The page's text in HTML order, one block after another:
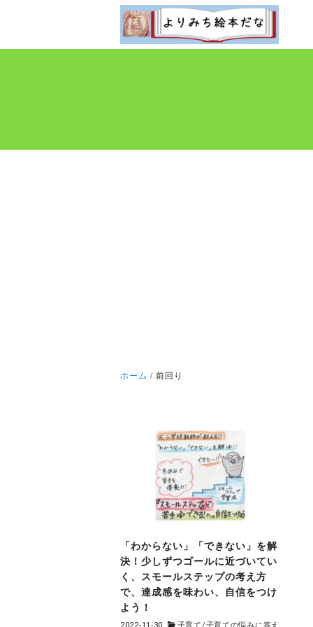
ホーム 前回り
「わからない」「できない」を解
決！少しずつゴールに近づいてい
く、スモールステップの考え方
で、達成感を味わい、自信をつけ
よう！
2022-11-30 子育て/子育ての悩みに答え